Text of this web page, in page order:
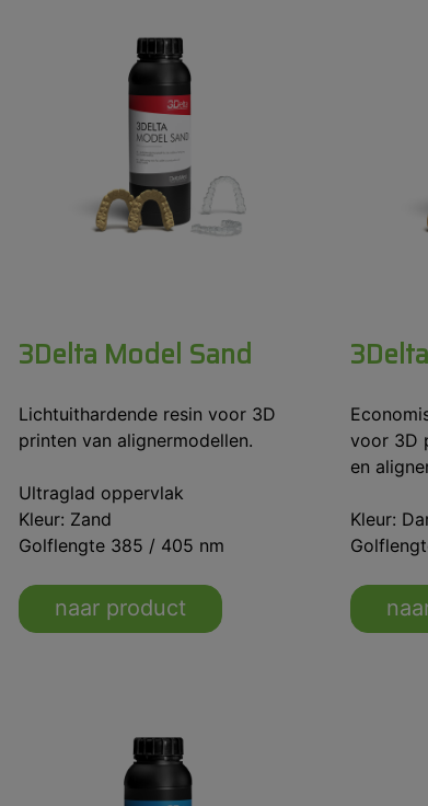
3Delta Model Sand
Lichtuithardende resin voor 3D
printen van alignermodellen.
Ultraglad oppervlak
Kleur: Zand
Golflengte 385 / 405 nm
naar product
voor 3D
en
Kleur: